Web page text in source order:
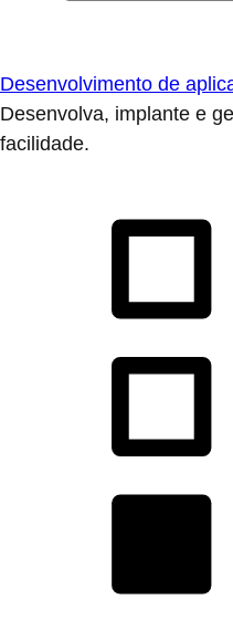
Desenvolvimento de
Desenvolva, implante e
facilidade.